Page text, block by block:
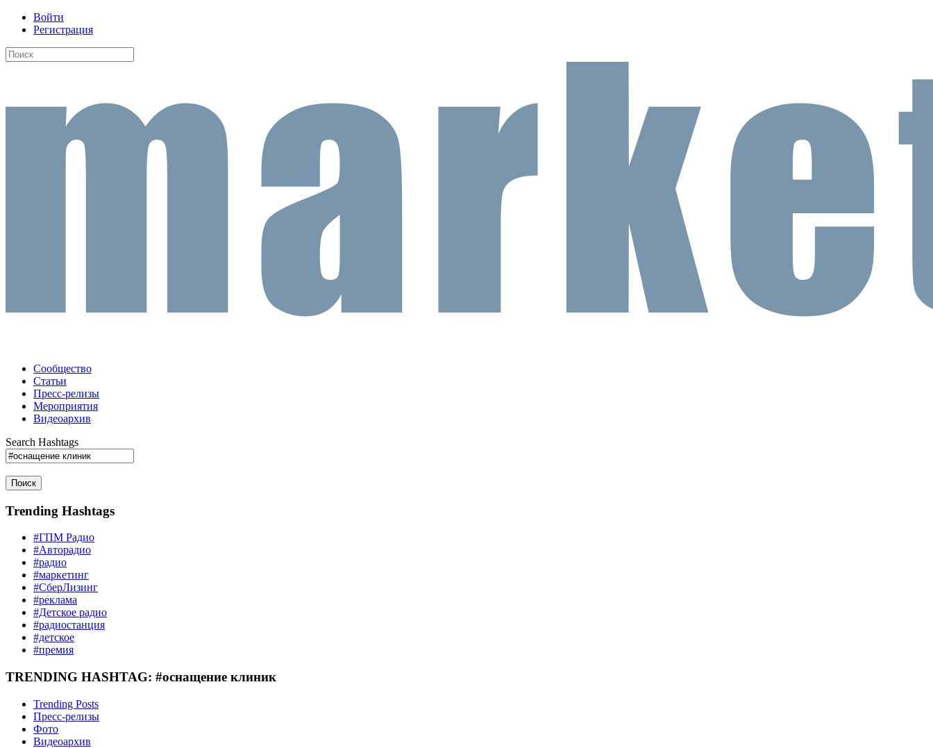
Войти
Регистрация
Сообщество
Статьи
Пресс-релизы
Мероприятия
Видеоархив
Search Hashtags
Поиск
Trending Hashtags
#ГПМ Радио
#Авторадио
#радио
#маркетинг
#СберЛизинг
#реклама
#Детское радио
#радиостанция
#детское
#премия
TRENDING HASHTAG: #оснащение клиник
Trending Posts
Пресс-релизы
Фото
Видеоархив